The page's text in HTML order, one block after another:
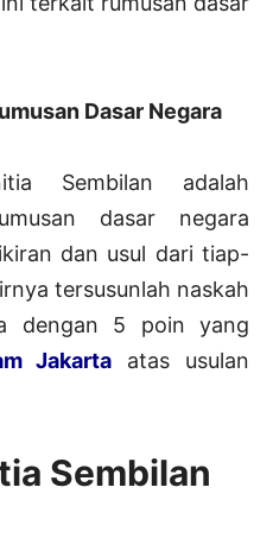
Dasar Negara
Sembilan adalah
dasar negara
dan usul dari tiap-
tersusunlah naskah
dengan 5 poin yang
Jakarta atas usulan
Sembilan